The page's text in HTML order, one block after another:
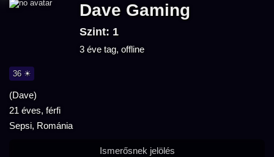
Dave Gaming
Szint: 1
3 éve tag, offline
36 ☀
(Dave)
21 éves, férfi
Sepsi, Románia
Ismerősnek jelölés